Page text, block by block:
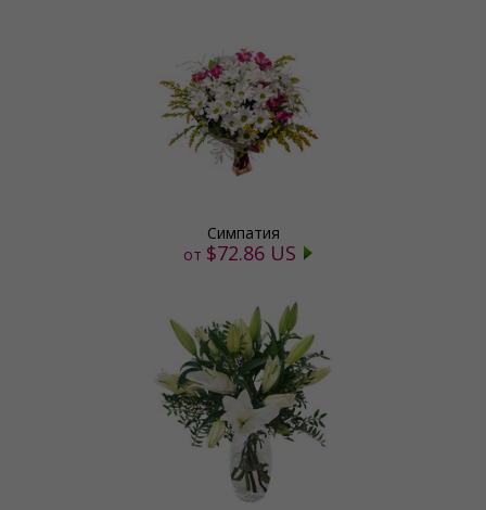
Симпатия
от $72.86 US